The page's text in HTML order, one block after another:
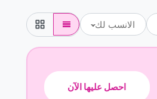
الانسب لك
احصل عليها الآن